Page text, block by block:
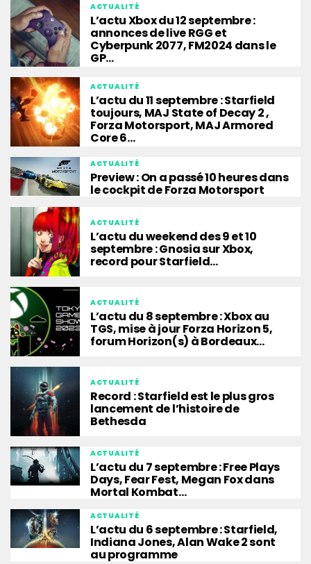
ACTUALITÉ
L’actu Xbox du 12 septembre :
annonces de live RGG et
Cyberpunk 2077, FM2024 dans le
GP…
ACTUALITÉ
L’actu du 11 septembre : Starfield
toujours, MAJ State of Decay 2 ,
Forza Motorsport, MAJ Armored
Core 6…
ACTUALITÉ
Preview : On a passé 10 heures dans
le cockpit de Forza Motorsport
ACTUALITÉ
L’actu du weekend des 9 et 10
septembre : Gnosia sur Xbox,
record pour Starfield…
ACTUALITÉ
L’actu du 8 septembre : Xbox au
TGS, mise à jour Forza Horizon 5,
forum Horizon(s) à Bordeaux…
ACTUALITÉ
Record : Starfield est le plus gros
lancement de l’histoire de
Bethesda
ACTUALITÉ
L’actu du 7 septembre : Free Plays
Days, Fear Fest, Megan Fox dans
Mortal Kombat…
ACTUALITÉ
L’actu du 6 septembre : Starfield,
Indiana Jones, Alan Wake 2 sont
au programme